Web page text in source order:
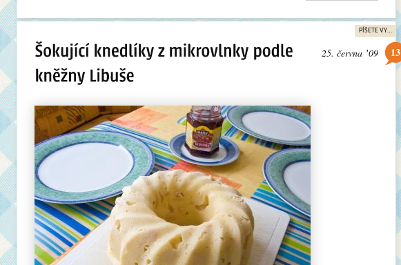
PÍŠETE VY…
25. června ʼ09 13